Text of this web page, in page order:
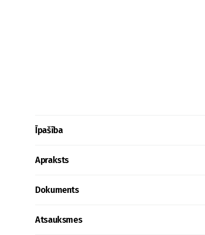
Īpašība
Apraksts
Dokuments
Atsauksmes